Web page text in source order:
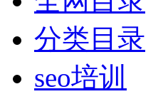
分类目录
seo培训